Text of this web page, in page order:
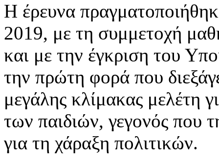
Η έρευνα
2019, με τη συμμετοχή
και με την έγκριση του
την πρώτη φορά που
μεγάλης κλίμακας μελέτη
των παιδιών, γεγονός που
για τη χάραξη πολιτικών.